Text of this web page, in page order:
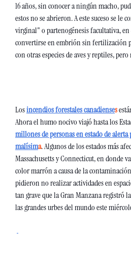
16 años, sin conocer a ningún macho,
estos no se abrieron. A este suceso se le
virginal" o partenogénesis facultativa,
convertirse en embrión sin fertilización
con otras especies de aves y reptiles,
Los incendios forestales canadienses
Ahora el humo nocivo viajó hasta los
millones de personas en estado de
malísima. Algunos de los estados más
Massachusetts y Connecticut, en donde
color marrón a causa de la
pidieron no realizar actividades en
tan grave que la Gran Manzana registró
las grandes urbes del mundo este